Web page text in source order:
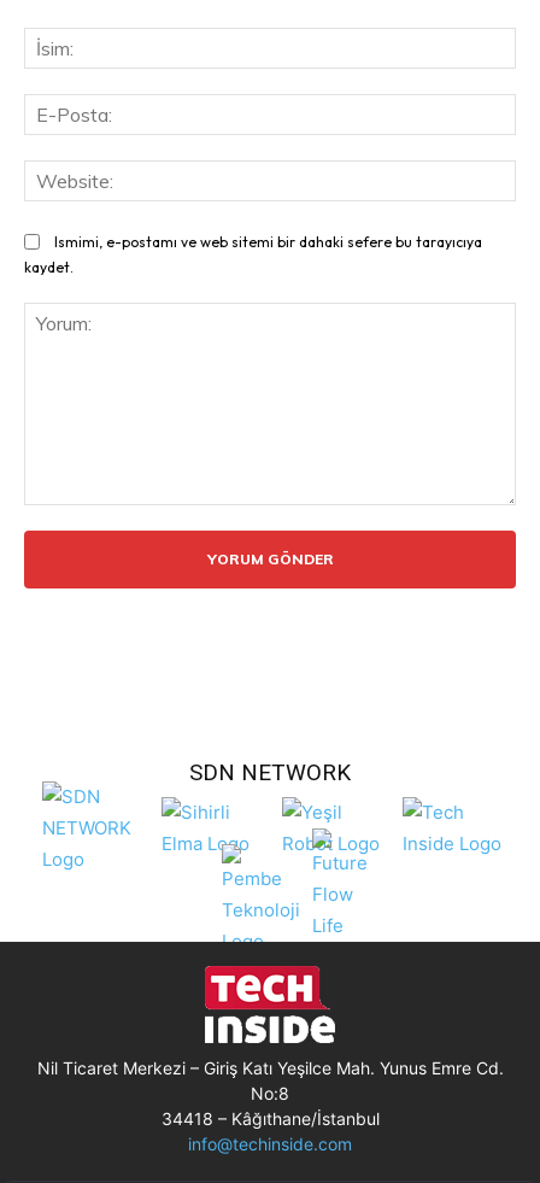
Ismimi, e-postamı ve web sitemi bir dahaki sefere bu tarayıcıya
kaydet.
SDN NETWORK
Nil Ticaret Merkezi – Giriş Katı Yeşilce Mah. Yunus Emre Cd.
No:8
34418 – Kâğıthane/İstanbul
info@techinside.com